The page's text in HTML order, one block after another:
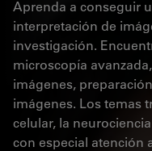
Aprenda a conseguir
interpretación de
investigación.
microscopía
imágenes,
imágenes. Los temas
celular, la
con especial atención